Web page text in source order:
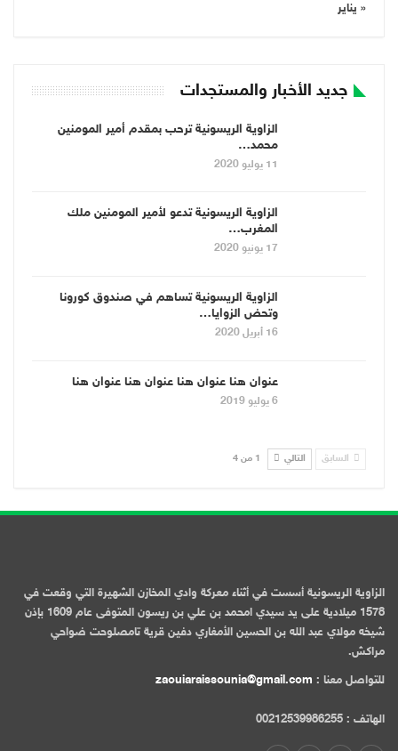
« يناير
جديد الأخبار والمستجدات
الزاوية الريسونية ترحب بمقدم أمير المومنين
محمد…
11 يوليو 2020
الزاوية الريسونية تدعو لأمير المومنين ملك
المغرب…
17 يونيو 2020
الزاوية الريسونية تساهم في صندوق كورونا
وتحض الزوايا…
16 أبريل 2020
عنوان هنا عنوان هنا عنوان هنا عنوان هنا
6 يوليو 2019
السابق التالي 1 من 4
الزاوية الريسونية أسست في أثناء معركة وادي المخازن الشهيرة التي وقعت في
1578 ميلادية على يد سيدي امحمد بن علي بن ريسون المتوفى عام 1609 بإذن
شيخه مولاي عبد الله بن الحسين الأمغاري دفين قرية تامصلوحت ضواحي
مراكش.
للتواصل معنا : zaouiaraissounia@gmail.com
الهاتف : 00212539986255